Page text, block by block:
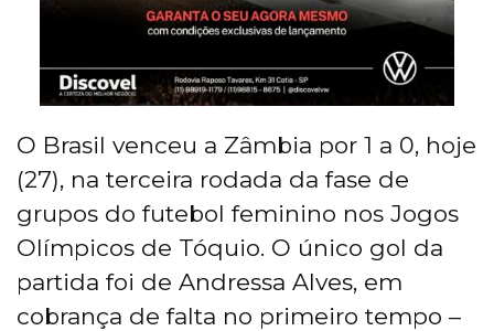
O Brasil venceu a Zâmbia por 1 a 0, hoje
(27), na terceira rodada da fase de
grupos do futebol feminino nos Jogos
Olímpicos de Tóquio. O único gol da
partida foi de Andressa Alves, em
cobrança de falta no primeiro tempo –